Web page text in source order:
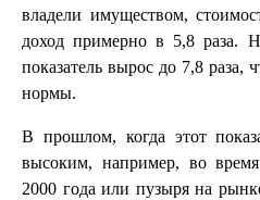
владели имуществом,
доход примерно в 5,8 раза.
показатель вырос до 7,8
нормы.
В прошлом, когда этот
высоким, например, во время
2000 года или пузыря на